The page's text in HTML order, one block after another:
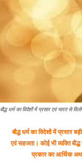
बौद्ध धर्म का विदेशों में प्रसार एवं भारत से
बौद्ध धर्म का विदेशों में
एवं सहजता। कोई भी व्यक्ति
प्रकार का आर्थिक